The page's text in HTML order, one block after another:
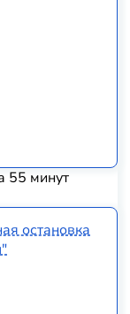
55 минут
остановка